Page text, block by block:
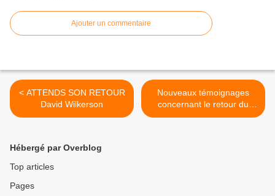
Ajouter un commentaire
< ATTENDS SON RETOUR
David Wilkerson
Nouveaux témoignages
concernant le retour du
Seigneur - KEREN Israël 90
Hébergé par Overblog
Top articles
Pages